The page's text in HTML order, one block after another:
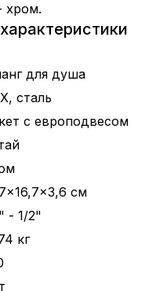
хром.
для душа
сталь
с европодвесом
см
- 1/2"
кг